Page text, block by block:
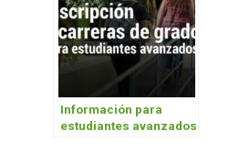
Información para
estudiantes avanzados